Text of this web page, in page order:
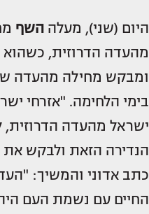
היום (שני), מעלה השף
מהעדה הדרוזית,
ומבקש מחילה מהעדה
בימי הלחימה. "אזרחי
ישראל מהעדה הדרוזית,
הנדירה הזאת ולבקש
כתב אדוני והמשיך:
החיים עם נשמת העם